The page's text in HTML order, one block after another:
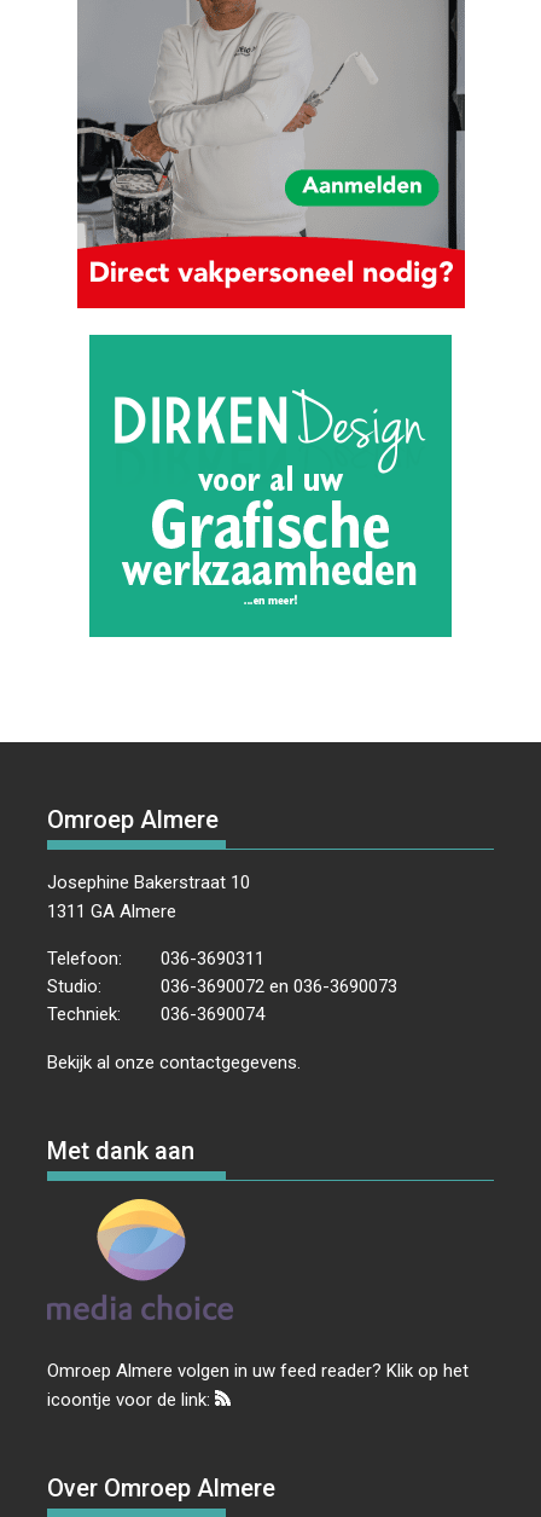
Omroep Almere
Josephine Bakerstraat 10
1311 GA Almere
Telefoon:
036-3690311
Studio:
036-3690072 en 036-3690073
Techniek:
036-3690074
Bekijk al onzecontactgegevens
Met dank aan
Omroep Almere volgen in uw feed reader? Klik op het
icoontje voor de link:
Over Omroep Almere